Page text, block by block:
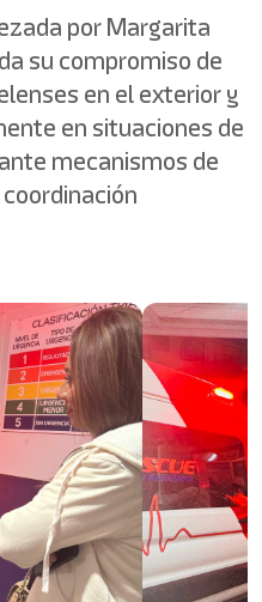
por Margarita
su compromiso de
en el exterior y
en situaciones de
mecanismos de